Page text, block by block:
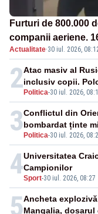
Furturi de 800.000
companii aeriene.
Actualitate·30 iul. 2026,
2 Politica-30 iul. 2026,
Atac masiv al
inclusiv copii.
3 Politica-30 iul. 2026,
Conflictul din
bombardat ținte
4Sport-30 iul. 2026, 08:27
Universitatea
Campionilor
5Ancheta
Mangalia, dosarul